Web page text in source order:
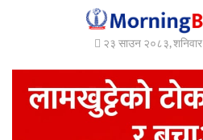
२३ साउन २०८३, शनिवार